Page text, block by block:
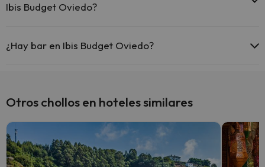
Ibis Budget Oviedo?
comunes.
¿Hay bar en Ibis Budget Oviedo?
Otros chollos en hoteles similares